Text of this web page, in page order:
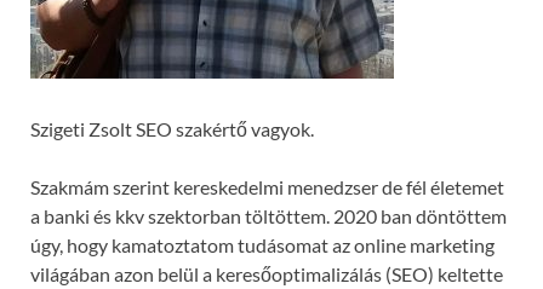
Szigeti Zsolt SEO szakértő vagyok.
Szakmám szerint kereskedelmi menedzser de fél életemet
a banki és kkv szektorban töltöttem. 2020 ban döntöttem
úgy, hogy kamatoztatom tudásomat az online marketing
világában azon belül a keresőoptimalizálás (SEO) keltette